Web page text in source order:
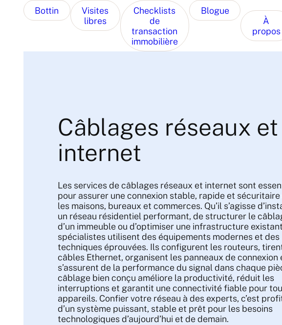
Bottin
Visites
libres
Checklists
de
transaction
immobilière
Blogue
À
propos
Câblages réseaux et
internet
Les services de câblages réseaux et internet sont
pour assurer une connexion stable, rapide et sécuritaire
les maisons, bureaux et commerces. Qu’il s’agisse
un réseau résidentiel performant, de structurer le
d’un immeuble ou d’optimiser une infrastructure
spécialistes utilisent des équipements modernes et des
techniques éprouvées. Ils configurent les routeurs,
câbles Ethernet, organisent les panneaux de connexion
s’assurent de la performance du signal dans chaque
câblage bien conçu améliore la productivité, réduit les
interruptions et garantit une connectivité fiable pour
appareils. Confier votre réseau à des experts, c’est
d’un système puissant, stable et prêt pour les besoins
technologiques d’aujourd’hui et de demain.